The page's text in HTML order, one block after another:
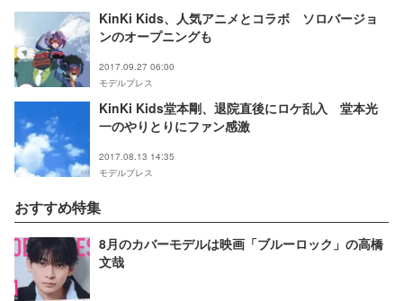
KinKi Kids、人気アニメとコラボ ソロバージョ
ンのオープニングも
2017.09.27 06:00
モデルプレス
KinKi Kids堂本剛、退院直後にロケ乱入 堂本光
一のやりとりにファン感激
2017.08.13 14:35
モデルプレス
おすすめ特集
8月のカバーモデルは映画「ブルーロック」の高橋
文哉